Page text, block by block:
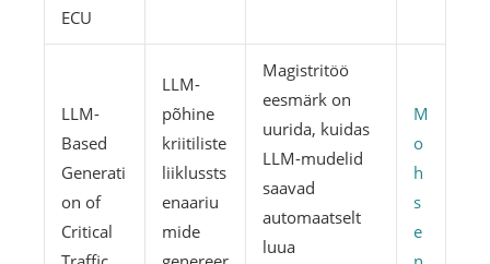
ECU
LLM-
Based
Generati
on of
Critical
LLM-
põhine
kriitiliste
liiklussts
enaariu
mide
Magistritöö
eesmärk on
uurida, kuidas
LLM-mudelid
saavad
automaatselt
luua
M
o
h
s
e